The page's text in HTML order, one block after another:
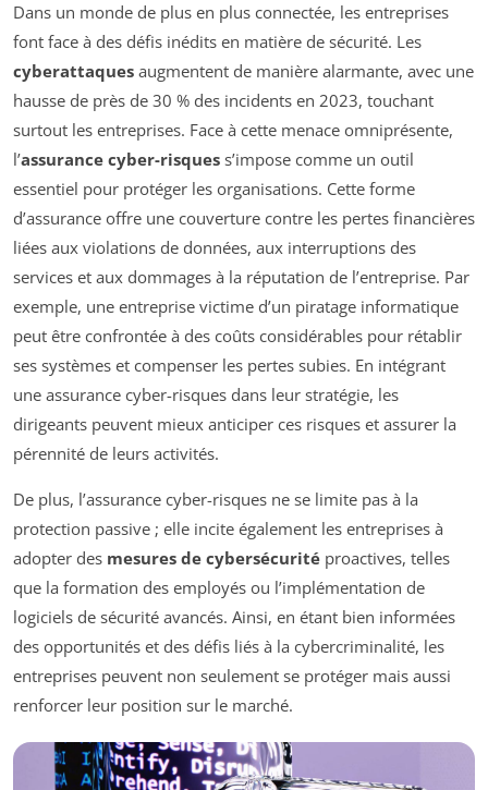
Dans un monde de plus en plus connectée, les entreprises
font face à des défis inédits en matière de sécurité. Les
cyberattaques augmentent de manière alarmante, avec une
hausse de près de 30 % des incidents en 2023, touchant
surtout les entreprises. Face à cette menace omniprésente,
l’assurance cyber-risques s’impose comme un outil
essentiel pour protéger les organisations. Cette forme
d’assurance offre une couverture contre les pertes financières
liées aux violations de données, aux interruptions des
services et aux dommages à la réputation de l’entreprise. Par
exemple, une entreprise victime d’un piratage informatique
peut être confrontée à des coûts considérables pour rétablir
ses systèmes et compenser les pertes subies. En intégrant
une assurance cyber-risques dans leur stratégie, les
dirigeants peuvent mieux anticiper ces risques et assurer la
pérennité de leurs activités.
De plus, l’assurance cyber-risques ne se limite pas à la
protection passive ; elle incite également les entreprises à
adopter des mesures de cybersécurité proactives, telles
que la formation des employés ou l’implémentation de
logiciels de sécurité avancés. Ainsi, en étant bien informées
des opportunités et des défis liés à la cybercriminalité, les
entreprises peuvent non seulement se protéger mais aussi
renforcer leur position sur le marché.